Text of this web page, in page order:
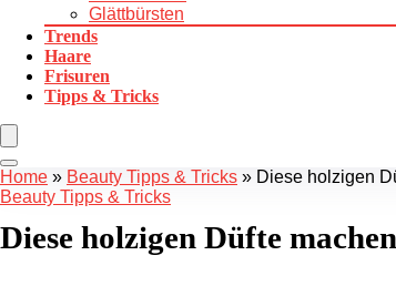
Glättbürsten
Trends
Haare
Frisuren
Tipps & Tricks
Home » Beauty Tipps & Tricks » Diese holzigen
Beauty Tipps & Tricks
Diese holzigen Düfte